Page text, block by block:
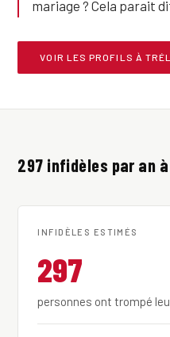
mariage ? Cela parait
VOIR LES PROFILS À
297 infidèles par an
INFIDÈLES ESTIMÉS
297
personnes ont trompé